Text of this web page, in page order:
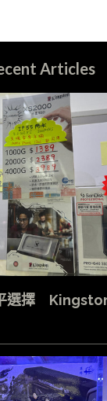
Articles
選擇